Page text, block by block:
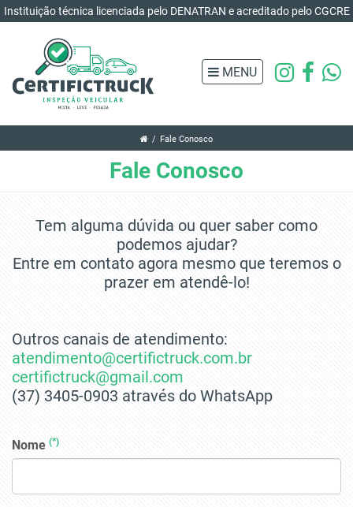
Instituição técnica licenciada pelo DENATRAN e acreditado pelo CGCRE
MENU
Fale Conosco
Fale Conosco
Tem alguma dúvida ou quer saber como
podemos ajudar?
Entre em contato agora mesmo que teremos o
prazer em atendê-lo!
Outros canais de atendimento:
atendimento@certifictruck.com.br
certifictruck@gmail.com
(37) 3405-0903 através do WhatsApp
Nome (*)